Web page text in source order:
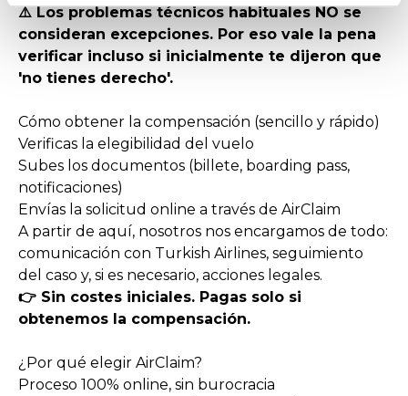
⚠️ Los problemas técnicos habituales NO se
consideran excepciones. Por eso vale la pena
verificar incluso si inicialmente te dijeron que
'no tienes derecho'.
Cómo obtener la compensación (sencillo y rápido)
Verificas la elegibilidad del vuelo
Subes los documentos (billete, boarding pass,
notificaciones)
Envías la solicitud online a través de AirClaim
A partir de aquí, nosotros nos encargamos de todo:
comunicación con Turkish Airlines, seguimiento
del caso y, si es necesario, acciones legales.
👉 Sin costes iniciales. Pagas solo si
obtenemos la compensación.
¿Por qué elegir AirClaim?
Proceso 100% online, sin burocracia